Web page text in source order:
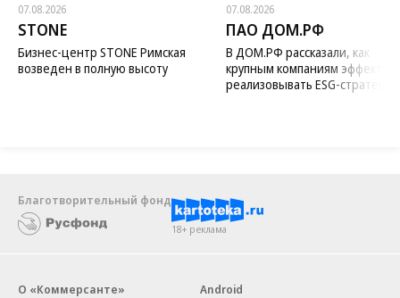
07.08.2026
STONE
Бизнес-центр STONE Римская
возведен в полную высоту
07.08.2026
ПАО ДОМ.РФ
В ДОМ.РФ рассказали, как
крупным компаниям
реализовывать ESG-стратегию
Благотворительный фонд
18+ реклама
О «Коммерсанте»
Android